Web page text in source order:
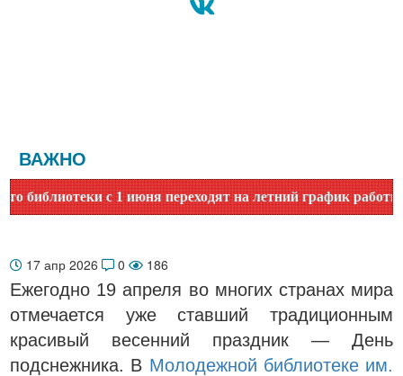
ВАЖНО
с 1 июня переходят на летний график работы.
17 апр 2026 0 186
Ежегодно 19 апреля во многих странах мира
отмечается уже ставший традиционным
красивый весенний праздник — День
подснежника. В Молодежной библиотеке им.